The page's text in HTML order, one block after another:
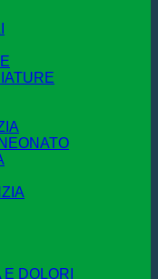
DOLORI